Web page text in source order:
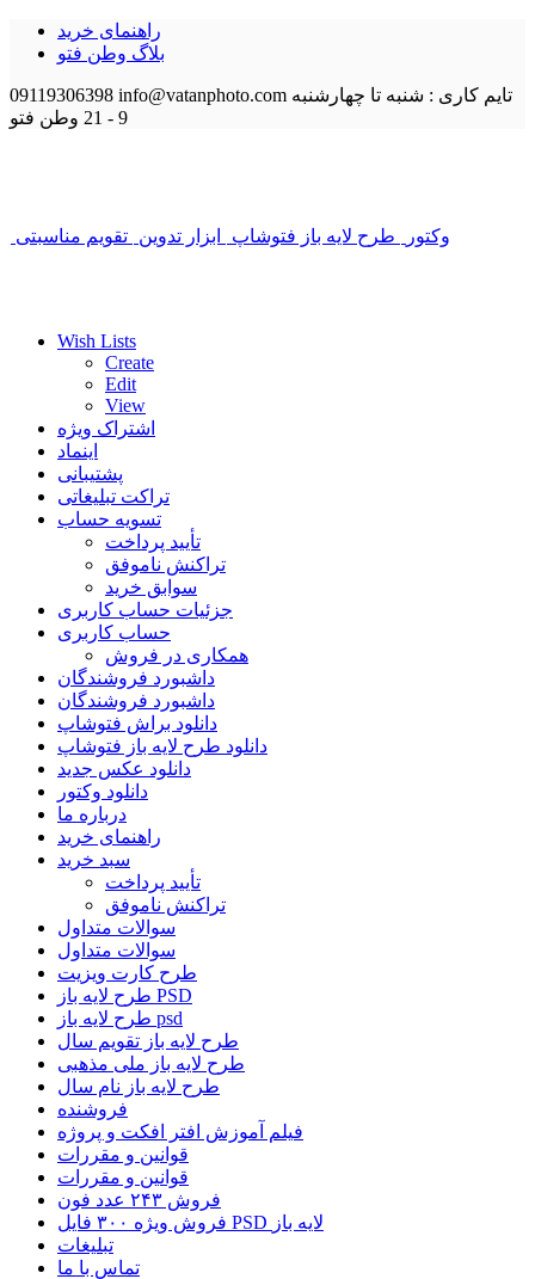
راهنمای خرید
بلاگ وطن فتو
09119306398 info@vatanphoto.com تایم کاری : شنبه تا چهارشنبه
9 - 21
وطن فتو
وکتور طرح لایه باز فتوشاپ ابزار تدوین تقویم مناسبتی
Wish Lists
Create
Edit
View
اشتراک ویژه
اینماد
پشتیبانی
تراکت تبلیغاتی
تسویه حساب
تأیید پرداخت
تراکنش ناموفق
سوابق خرید
جزئیات حساب کاربری
حساب کاربری
همکاری در فروش
داشبورد فروشندگان
داشبورد فروشندگان
دانلود براش فتوشاپ
دانلود طرح لایه باز فتوشاپ
دانلود عکس جدید
دانلود وکتور
درباره ما
راهنمای خرید
سبد خرید
تأیید پرداخت
تراکنش ناموفق
سوالات متداول
سوالات متداول
طرح کارت ویزیت
طرح لایه باز PSD
طرح لایه باز psd
طرح لایه باز تقویم سال
طرح لایه باز ملی مذهبی
طرح لایه باز نام سال
فروشنده
فیلم آموزش افتر افکت و پروژه
قوانین و مقررات
قوانین و مقررات
فروش ۲۴۳ عدد فون
فروش ویژه ۳۰۰ فایل PSD لایه باز
تبلیغات
تماس با ما